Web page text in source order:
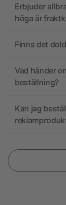
Erbjuder
höga är
Finns det
Vad händer
beställning?
Kan jag